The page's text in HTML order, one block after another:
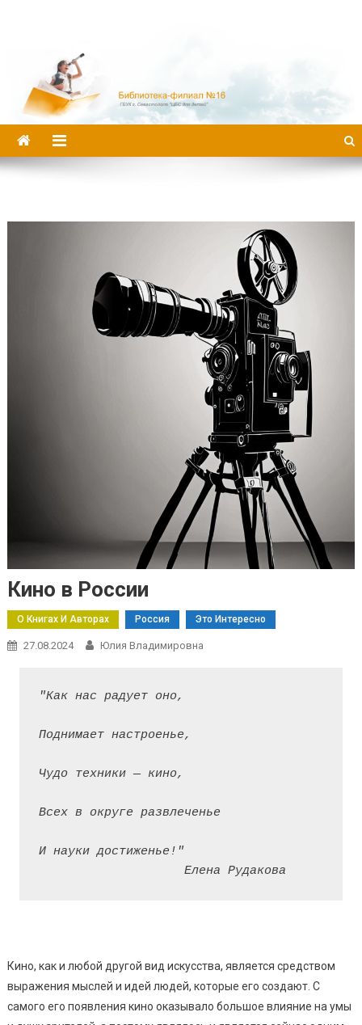
Кино в России
О Книгах И Авторах Россия Это Интересно
27.08.2024 Юлия Владимировна
"Как нас радует оно,
Поднимает настроенье,
Чудо техники — кино,
Всех в округе развлеченье
И науки достиженье!"
                    Елена Рудакова
Кино, как и любой другой вид искусства, является средством
выражения мыслей и идей людей, которые его создают. С
самого его появления кино оказывало большое влияние на умы